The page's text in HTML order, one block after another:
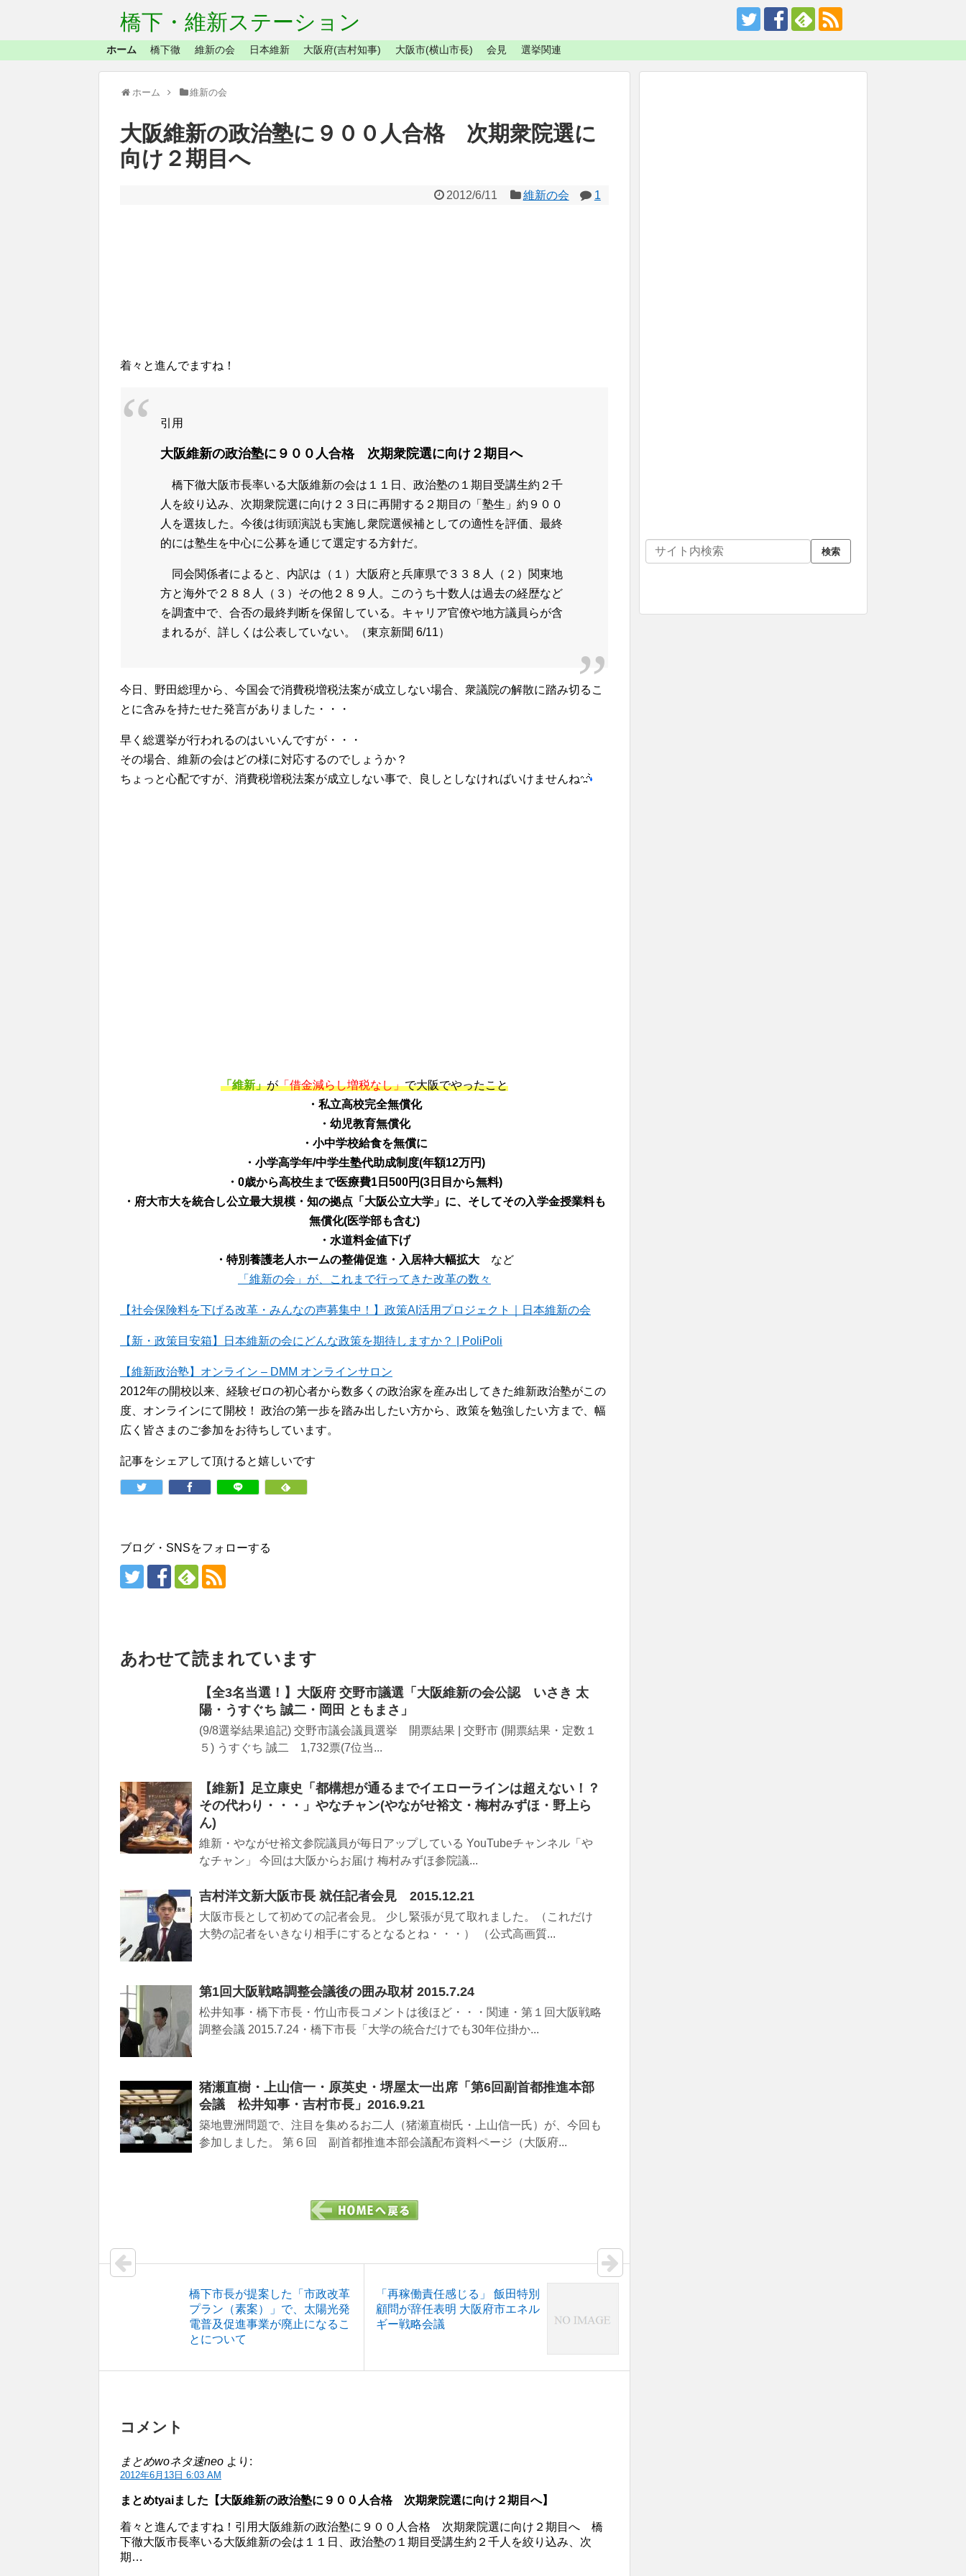
橋下・維新ステーション
ホーム 橋下徹 維新の会 日本維新 大阪府(吉村知事) 大阪市(横山市長) 会見 選挙関連
ホーム 維新の会
大阪維新の政治塾に９００人合格 次期衆院選に
向け２期目へ
2012/6/11 維新の会 1
着々と進んでますね！
引用
大阪維新の政治塾に９００人合格 次期衆院選に向け２期目へ
橋下徹大阪市長率いる大阪維新の会は１１日、政治塾の１期目受講生約２千
人を絞り込み、次期衆院選に向け２３日に再開する２期目の「塾生」約９００
人を選抜した。今後は街頭演説も実施し衆院選候補としての適性を評価、最終
的には塾生を中心に公募を通じて選定する方針だ。
同会関係者によると、内訳は（１）大阪府と兵庫県で３３８人（２）関東地
方と海外で２８８人（３）その他２８９人。このうち十数人は過去の経歴など
を調査中で、合否の最終判断を保留している。キャリア官僚や地方議員らが含
まれるが、詳しくは公表していない。（東京新聞 6/11）
今日、野田総理から、今国会で消費税増税法案が成立しない場合、衆議院の解散に踏み切るこ
とに含みを持たせた発言がありました・・・
早く総選挙が行われるのはいいんですが・・・
その場合、維新の会はどの様に対応するのでしょうか？
ちょっと心配ですが、消費税増税法案が成立しない事で、良しとしなければいけませんね
「維新」が「借金減らし増税なし」で大阪でやったこと
・私立高校完全無償化
・幼児教育無償化
・小中学校給食を無償に
・小学高学年/中学生塾代助成制度(年額12万円)
・0歳から高校生まで医療費1日500円(3日目から無料)
・府大市大を統合し公立最大規模・知の拠点「大阪公立大学」に、そしてその入学金授業料も
無償化(医学部も含む)
・水道料金値下げ
・特別養護老人ホームの整備促進・入居枠大幅拡大 など
「維新の会」が、これまで行ってきた改革の数々
【社会保険料を下げる改革・みんなの声募集中！】政策AI活用プロジェクト｜日本維新の会
【新・政策目安箱】日本維新の会にどんな政策を期待しますか？ | PoliPoli
【維新政治塾】オンライン – DMM オンラインサロン
2012年の開校以来、経験ゼロの初心者から数多くの政治家を産み出してきた維新政治塾がこの
度、オンラインにて開校！ 政治の第一歩を踏み出したい方から、政策を勉強したい方まで、幅
広く皆さまのご参加をお待ちしています。
記事をシェアして頂けると嬉しいです
ブログ・SNSをフォローする
あわせて読まれています
【全3名当選！】大阪府 交野市議選「大阪維新の会公認 いさき 太
陽・うすぐち 誠二・岡田 ともまさ」
(9/8選挙結果追記) 交野市議会議員選挙 開票結果 | 交野市 (開票結果・定数１
５) うすぐち 誠二 1,732票(7位当...
【維新】足立康史「都構想が通るまでイエローラインは超えない！？
その代わり・・・」やなチャン(やながせ裕文・梅村みずほ・野上ら
ん)
維新・やながせ裕文参院議員が毎日アップしている YouTubeチャンネル「や
なチャン」 今回は大阪からお届け 梅村みずほ参院議...
吉村洋文新大阪市長 就任記者会見 2015.12.21
大阪市長として初めての記者会見。 少し緊張が見て取れました。（これだけ
大勢の記者をいきなり相手にするとなるとね・・・） （公式高画質...
第1回大阪戦略調整会議後の囲み取材 2015.7.24
松井知事・橋下市長・竹山市長コメントは後ほど・・・関連・第１回大阪戦略
調整会議 2015.7.24・橋下市長「大学の統合だけでも30年位掛か...
猪瀬直樹・上山信一・原英史・堺屋太一出席「第6回副首都推進本部
会議 松井知事・吉村市長」2016.9.21
築地豊洲問題で、注目を集めるお二人（猪瀬直樹氏・上山信一氏）が、今回も
参加しました。 第６回 副首都推進本部会議配布資料ページ（大阪府...
橋下市長が提案した「市政改革
プラン（素案）」で、太陽光発
電普及促進事業が廃止になるこ
とについて
「再稼働責任感じる」 飯田特別
顧問が辞任表明 大阪府市エネル
ギー戦略会議
コメント
まとめwoネタ速neo より:
2012年6月13日 6:03 AM
まとめtyaiました【大阪維新の政治塾に９００人合格 次期衆院選に向け２期目へ】
着々と進んでますね！引用大阪維新の政治塾に９００人合格 次期衆院選に向け２期目へ 橋
下徹大阪市長率いる大阪維新の会は１１日、政治塾の１期目受講生約２千人を絞り込み、次
期…